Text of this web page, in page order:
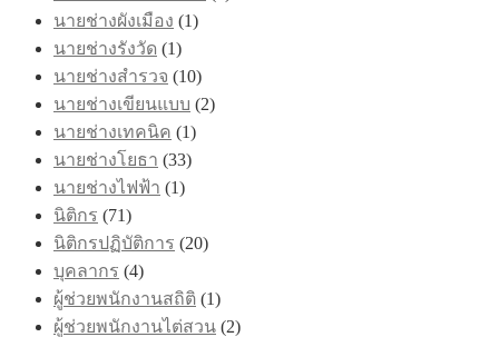
นายช่างผังเมือง (1)
นายช่างรังวัด (1)
นายช่างสำรวจ (10)
นายช่างเขียนแบบ (2)
นายช่างเทคนิค (1)
นายช่างโยธา (33)
นายช่างไฟฟ้า (1)
นิติกร (71)
นิติกรปฏิบัติการ (20)
บุคลากร (4)
ผู้ช่วยพนักงานสถิติ (1)
ผู้ช่วยพนักงานไต่สวน (2)